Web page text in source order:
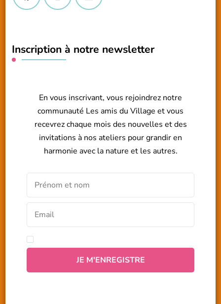
Inscription à notre newsletter
En vous inscrivant, vous rejoindrez notre
communauté Les amis du Village et vous
recevrez chaque mois des nouvelles et des
invitations à nos ateliers pour grandir en
harmonie avec la nature et les autres.